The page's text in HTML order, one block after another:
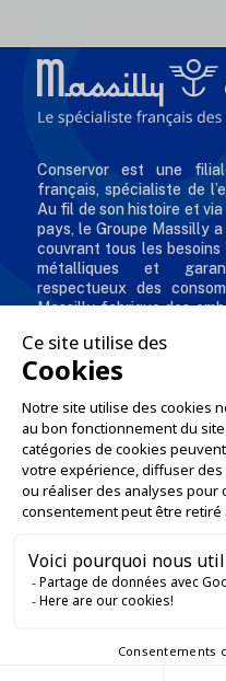
Conservor est une
français, spécialiste de
Au fil de son histoire et
pays, le Groupe Massilly
couvrant tous les besoins
métalliques et
respectueux des
Massilly fabrique des
comme les capsules
industriels, boîtes
professionnels de
L'ENTREPRISE
NOS OFFRES
SERVICES VENTE
GARDONS LE